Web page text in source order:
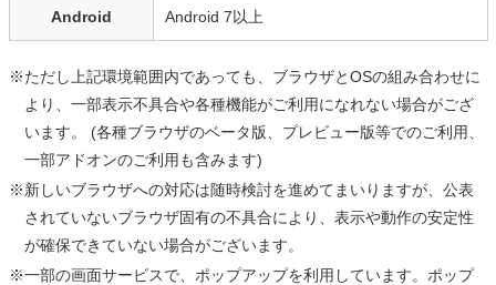
Android Android 7以上
※ただし上記環境範囲内であっても、ブラウザとOSの組み合わせに
より、一部表示不具合や各種機能がご利用になれない場合がござ
います。 (各種ブラウザのベータ版、プレビュー版等でのご利用、
一部アドオンのご利用も含みます)
※新しいブラウザへの対応は随時検討を進めてまいりますが、公表
されていないブラウザ固有の不具合により、表示や動作の安定性
が確保できていない場合がございます。
※一部の画面サービスで、ポップアップを利用しています。ポップ